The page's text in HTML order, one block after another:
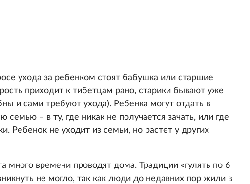
ухода за ребенком стоят бабушка или старшие
приходит к тибетцам рано, старики бывают уже
и сами требуют ухода). Ребенка могут отдать в
семью – в ту, где никак не получается зачать, или где
Ребенок не уходит из семьи, но растет у других
времени проводят дома. Традиции «гулять по 6
не могло, так как люди до недавних пор жили в